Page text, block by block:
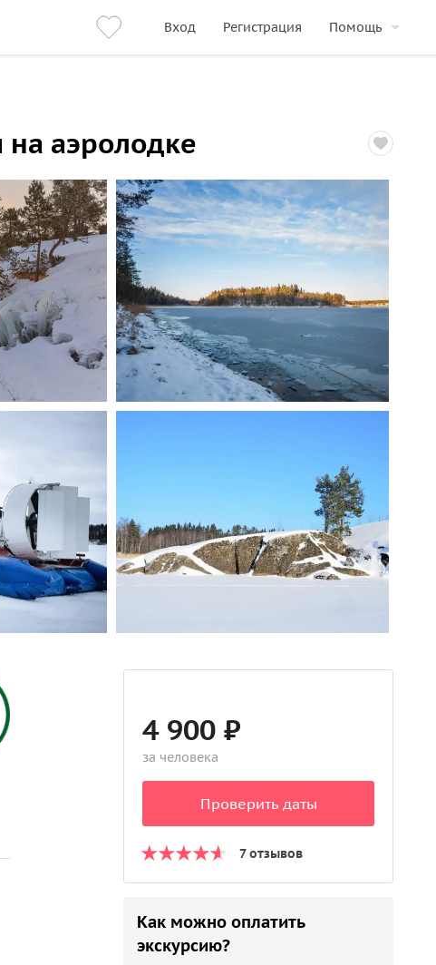
Вход Регистрация Помощь
аэролодке
4 900 ₽
за человека
Проверить даты
7 отзывов
Как можно оплатить
экскурсию?